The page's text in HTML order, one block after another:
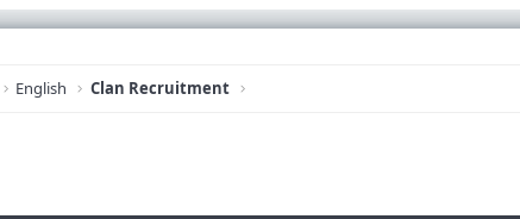
English Clan Recruitment